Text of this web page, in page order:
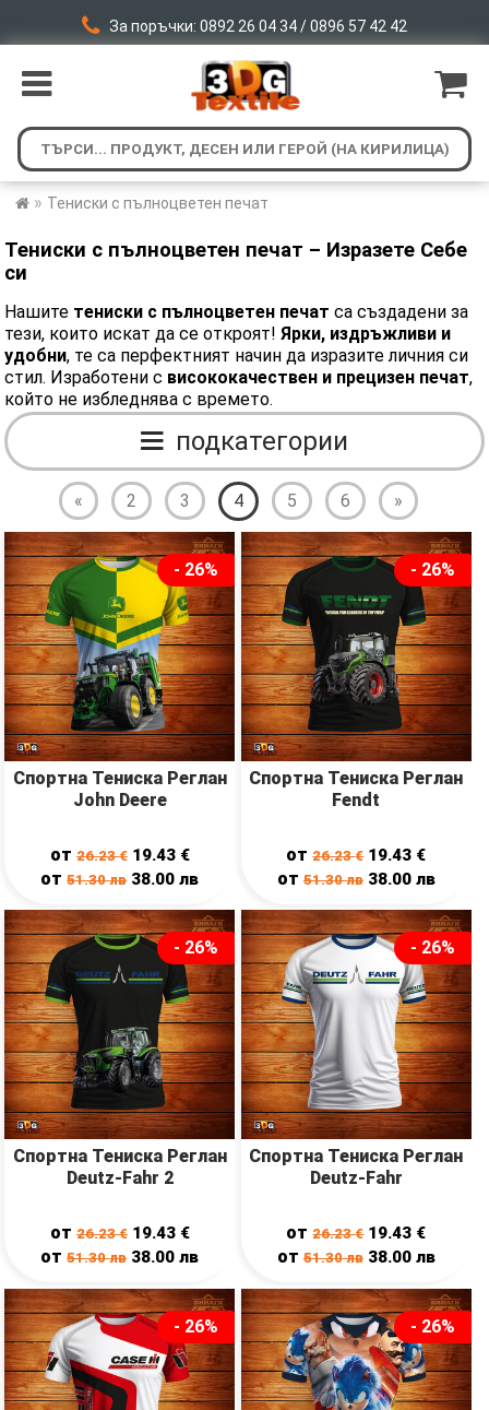
За поръчки: 0892 26 04 34 / 0896 57 42 42
» Тениски с пълноцветен печат
Тениски с пълноцветен печат – Изразете Себе
си
Нашите тениски с пълноцветен печат са създадени за
тези, които искат да се откроят!Ярки, издръжливи и
удобни, те са перфектният начин да изразите личния си
стил. Изработени с висококачествен и прецизен печат,
който не избледнява с времето.
подкатегории
« 2 3 4 5 6 »
- 26%
Спортна Тениска Реглан
John Deere
от26.23€ 19.43 €
от51.30лв 38.00лв
- 26%
Спортна Тениска Реглан
Fendt
от26.23€ 19.43 €
от 51.30лв 38.00 лв
- 26%
Спортна Тениска Реглан
Deutz-Fahr 2
от26.23€ 19.43 €
от51.30лв 38.00лв
- 26%
Спортна Тениска Реглан
Deutz-Fahr
от26.23€ 19.43 €
от 51.30лв 38.00 лв
- 26% - 26%